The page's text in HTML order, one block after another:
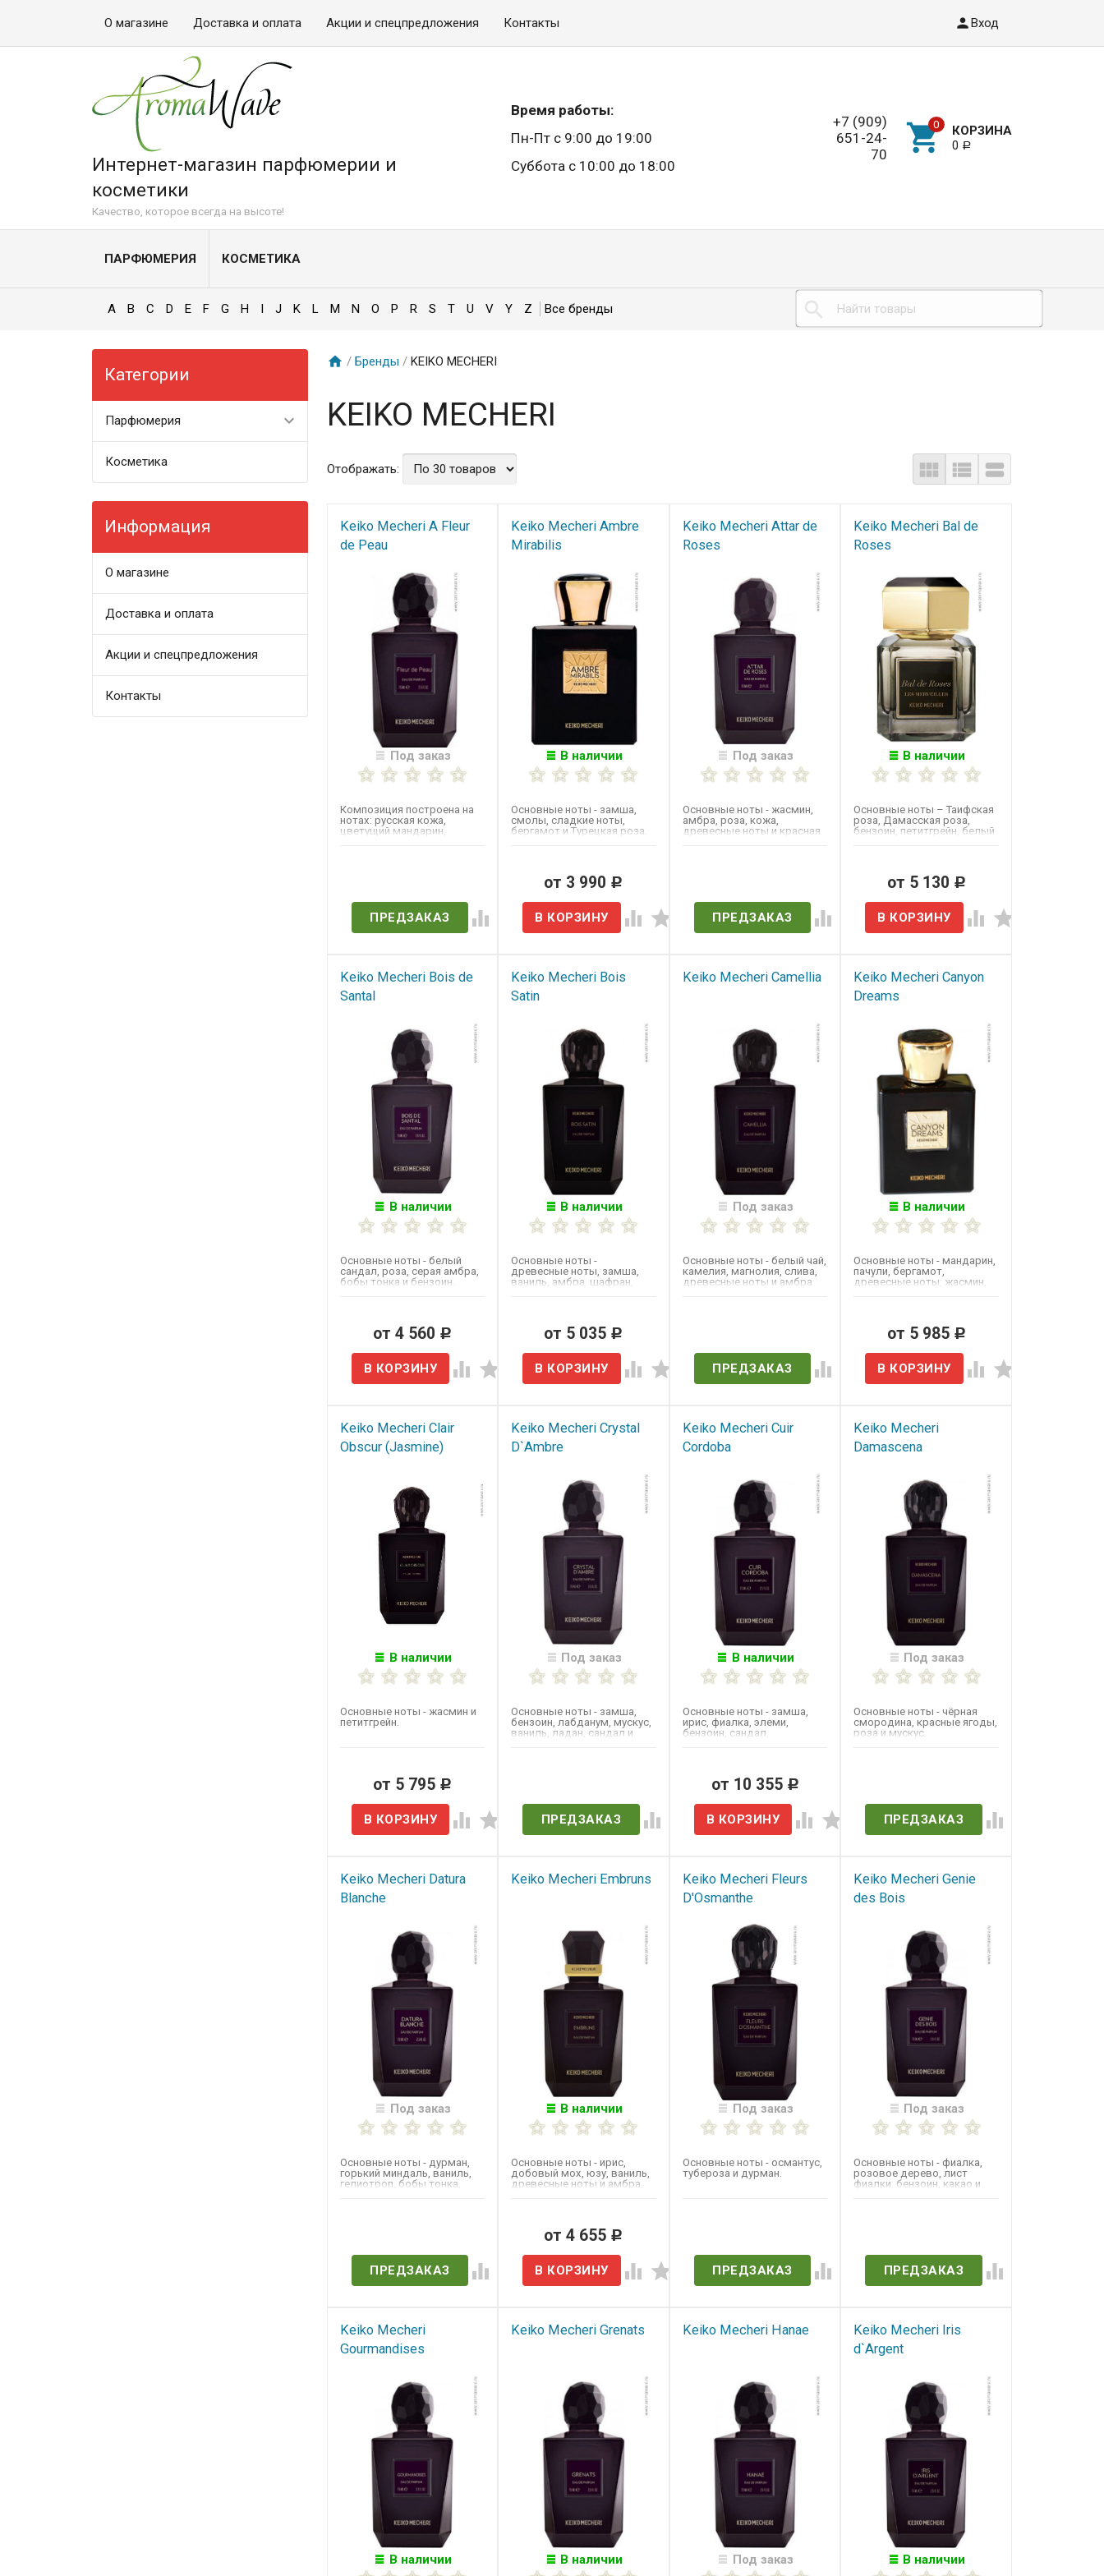
О магазине Доставка и оплата Акции и спецпредложения Контакты Вход
Интернет-магазин парфюмерии и
косметики
Качество, которое всегда на высоте!
Время работы:
Пн-Пт с 9:00 до 19:00
Суббота с 10:00 до 18:00
+7 (909)
651-24-
70
КОРЗИНА
0 Р
ПАРФЮМЕРИЯ КОСМЕТИКА
A B C D E F G H I J K L M N O P R S T U V Y Z
Категории
Парфюмерия
Косметика
Информация
О магазине
Доставка и оплата
Акции и спецпредложения
Контакты
/ Бренды /KEIKO MECHERI
KEIKO MECHERI
Отображать:
Keiko Mecheri A Fleur
de Peau
Под заказ
Композиция построена на
нотах: русская кожа,
цветущий мандарин,
ПРЕДЗАКАЗ
Keiko Mecheri Ambre
Mirabilis
В наличии
Основные ноты - замша,
смолы, сладкие ноты,
бергамот и Турецкая роза.
от 3 990 Р
Keiko Mecheri Attar de
Roses
Под заказ
Основные ноты - жасмин,
амбра, роза, кожа,
древесные ноты и красная
ПРЕДЗАКАЗ
Keiko Mecheri Bal de
Roses
В наличии
Основные ноты – Таифская
роза, Дамасская роза,
бензоин, петитгрейн, белый
от 5 130 Р
Keiko Mecheri Bois de
Santal
В наличии
Основные ноты - белый
сандал​, роза, серая амбра,
бобы тонка и бензоин.
от 4 560 Р
Keiko Mecheri Bois
Satin
В наличии
Основные ноты -
древесные ноты, замша,
ваниль, амбра, шафран,
от 5 035 Р
Keiko Mecheri Camellia
Под заказ
Основные ноты - белый чай,
камелия, магнолия, слива,
древесные ноты и амбра.
ПРЕДЗАКАЗ
Keiko Mecheri Canyon
Dreams
В наличии
Основные ноты - мандарин,
пачули, бергамот,
древесные ноты, жасмин,
от 5 985 Р
Keiko Mecheri Clair
Obscur (Jasmine)
В наличии
Основные ноты - жасмин и
петитгрейн.
от 5 795 Р
Keiko Mecheri Crystal
D`Ambre
Под заказ
Основные ноты - замша,
бензоин, лабданум, мускус,
ваниль, ладан, сандал и
ПРЕДЗАКАЗ
Keiko Mecheri Cuir
Cordoba
В наличии
Основные ноты - замша,
ирис, фиалка, элеми,
бензоин, сандал,
от 10 355 Р
Keiko Mecheri
Damascena
Под заказ
Основные ноты - чёрная
смородина, красные ягоды,
роза и мускус.
ПРЕДЗАКАЗ
Keiko Mecheri Datura
Blanche
Под заказ
Основные ноты - дурман,
горький миндаль, ваниль,
гелиотроп, бобы тонка,
ПРЕДЗАКАЗ
Keiko Mecheri Embruns
В наличии
Основные ноты​ - ирис,
добовый мох, юзу, ваниль,
древесные ноты и амбра.
от 4 655 Р
Keiko Mecheri Fleurs
D'Osmanthe
Под заказ
Основные ноты - османтус,
тубероза и дурман.
ПРЕДЗАКАЗ
Keiko Mecheri Genie
des Bois
Под заказ
Основные ноты -​ фиалка,
розовое дерево, лист
фиалки, бензоин, какао и
ПРЕДЗАКАЗ
Keiko Mecheri
Gourmandises
В наличии
Keiko Mecheri Grenats
В наличии
Keiko Mecheri Hanae
Под заказ
Keiko Mecheri Iris
d`Argent
В наличии